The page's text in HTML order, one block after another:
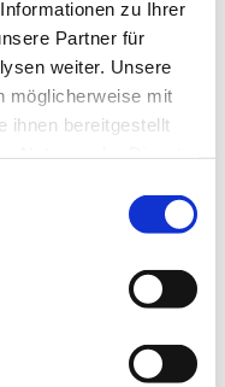
zu Ihrer
Partner für
weiter. Unsere
möglicherweise mit
ihnen bereitgestellt
Schnelle Bewerbung